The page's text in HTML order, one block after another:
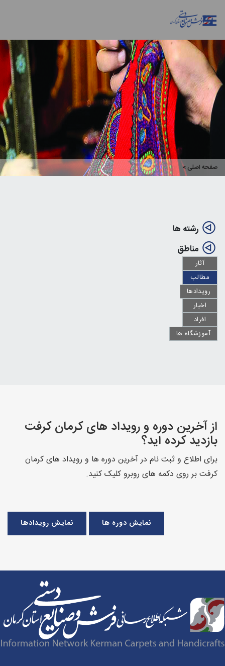
صفحه اصلی>
رشته ها
مناطق
آثار
مطالب
رویدادها
اخبار
افراد
آموزشگاه ها
از آخرین دوره و رویداد های کرمان کرفت
بازدید کرده اید؟
برای اطلاع و ثبت نام در آخرین دوره ها و رویداد های کرمان
کرفت بر روی دکمه های روبرو کلیک کنید.
نمایش دوره ها نمایش رویدادها